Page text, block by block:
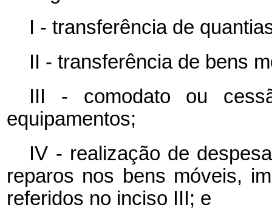
I - transferência de
II - transferência de bens
III - comodato ou
equipamentos;
IV - realização de
reparos nos bens móveis,
referidos no inciso III; e